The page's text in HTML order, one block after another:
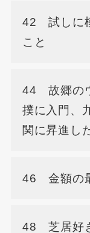
42 試しに
こと
44 故郷の
撲に入門、
関に昇進し
46 金額の
48 芝居好